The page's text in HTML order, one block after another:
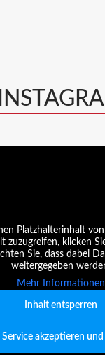
Platzhalterinhalt von
zuzugreifen, klicken
Sie, dass dabei
weitergegeben
Mehr Informationen
Inhalt entsperren
akzeptieren